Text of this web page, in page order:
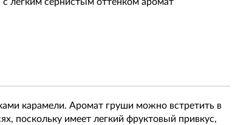
легким сернистым оттенком аромат
карамели. Аромат груши можно встретить в
поскольку имеет легкий фруктовый привкус,